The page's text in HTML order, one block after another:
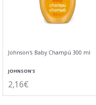
Johnson's Baby Champú 300 ml
JOHNSON'S
2,16€